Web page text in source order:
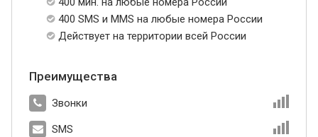
400 SMS и MMS на любые номера России
Действует на территории всей России
Преимущества
Звонки
SMS